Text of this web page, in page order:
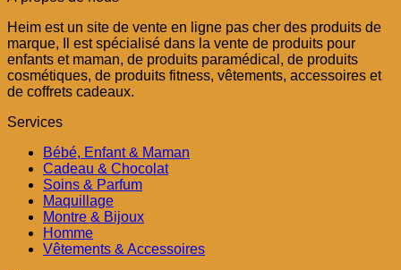
était :
د.م. 119,00.
est :
د.م. 75,00.
Heim est un site de vente en ligne pas cher des produits de
marque, Il est spécialisé dans la vente de produits pour
enfants et maman, de produits paramédical, de produits
cosmétiques, de produits fitness, vêtements, accessoires et
de coffrets cadeaux.
Services
Bébé, Enfant & Maman
Cadeau & Chocolat
Soins & Parfum
Maquillage
Montre & Bijoux
Homme
Vêtements & Accessoires